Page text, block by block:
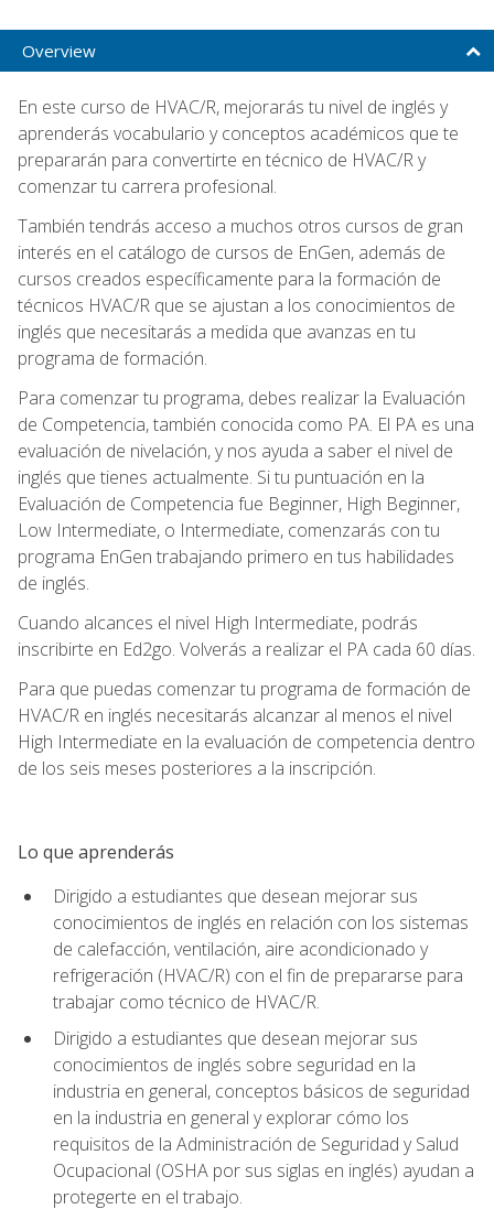
Overview
En este curso de HVAC/R, mejorarás tu nivel de inglés y
aprenderás vocabulario y conceptos académicos que te
prepararán para convertirte en técnico de HVAC/R y
comenzar tu carrera profesional.
También tendrás acceso a muchos otros cursos de gran
interés en el catálogo de cursos de EnGen, además de
cursos creados específicamente para la formación de
técnicos HVAC/R que se ajustan a los conocimientos de
inglés que necesitarás a medida que avanzas en tu
programa de formación.
Para comenzar tu programa, debes realizar la Evaluación
de Competencia, también conocida como PA. El PA es una
evaluación de nivelación, y nos ayuda a saber el nivel de
inglés que tienes actualmente. Si tu puntuación en la
Evaluación de Competencia fue Beginner, High Beginner,
Low Intermediate, o Intermediate, comenzarás con tu
programa EnGen trabajando primero en tus habilidades
de inglés.
Cuando alcances el nivel High Intermediate, podrás
inscribirte en Ed2go. Volverás a realizar el PA cada 60 días.
Para que puedas comenzar tu programa de formación de
HVAC/R en inglés necesitarás alcanzar al menos el nivel
High Intermediate en la evaluación de competencia dentro
de los seis meses posteriores a la inscripción.
Lo que aprenderás
Dirigido a estudiantes que desean mejorar sus
conocimientos de inglés en relación con los sistemas
de calefacción, ventilación, aire acondicionado y
refrigeración (HVAC/R) con el fin de prepararse para
trabajar como técnico de HVAC/R.
Dirigido a estudiantes que desean mejorar sus
conocimientos de inglés sobre seguridad en la
industria en general, conceptos básicos de seguridad
en la industria en general y explorar cómo los
requisitos de la Administración de Seguridad y Salud
Ocupacional (OSHA por sus siglas en inglés) ayudan a
protegerte en el trabajo.